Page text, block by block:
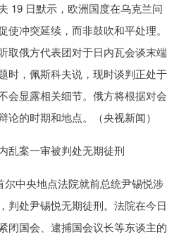
19 日默示，欧洲国度在乌克兰问
冲突延续，而非鼓吹和平处理。
取俄方代表团对于日内瓦会谈末端
时，佩斯科夫说，现时谈判正处于
会显露相关细节。俄方将根据对会
的时期和地点。（央视新闻）
乱案一审被判处无期徒刑
尔中央地点法院就前总统尹锡悦涉
判处尹锡悦无期徒刑。法院在今日
闭国会、逮捕国会议长等东谈主的